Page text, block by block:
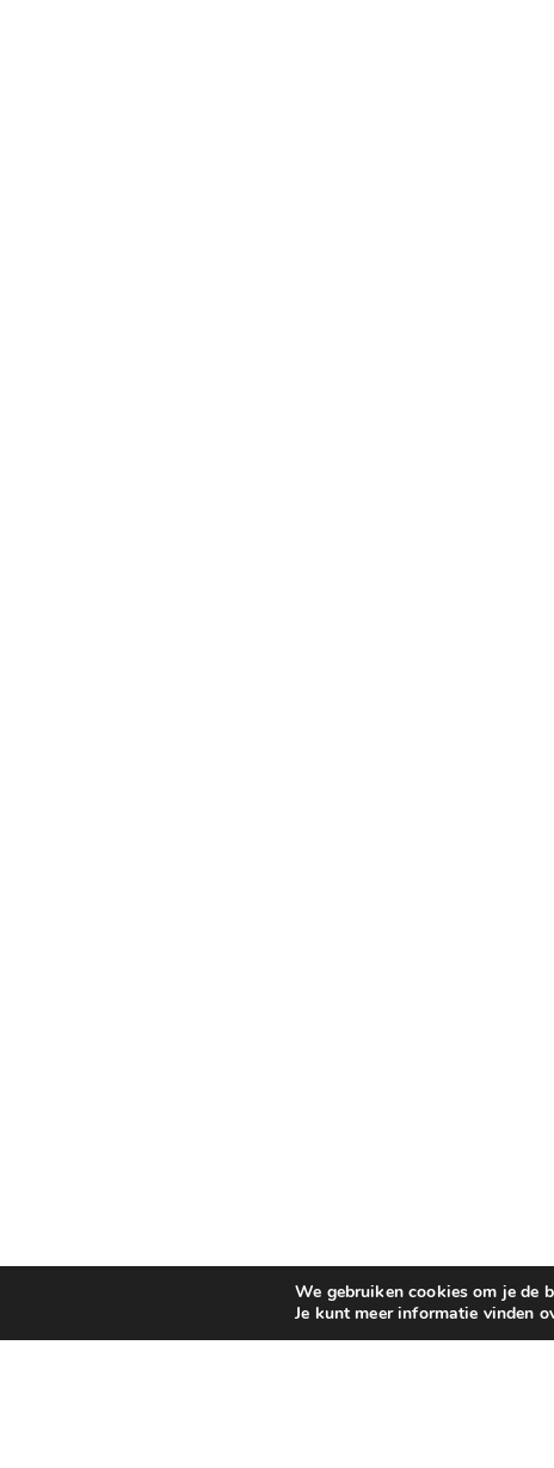
We gebruiken cookies om je de
Je kunt meer informatie vinden